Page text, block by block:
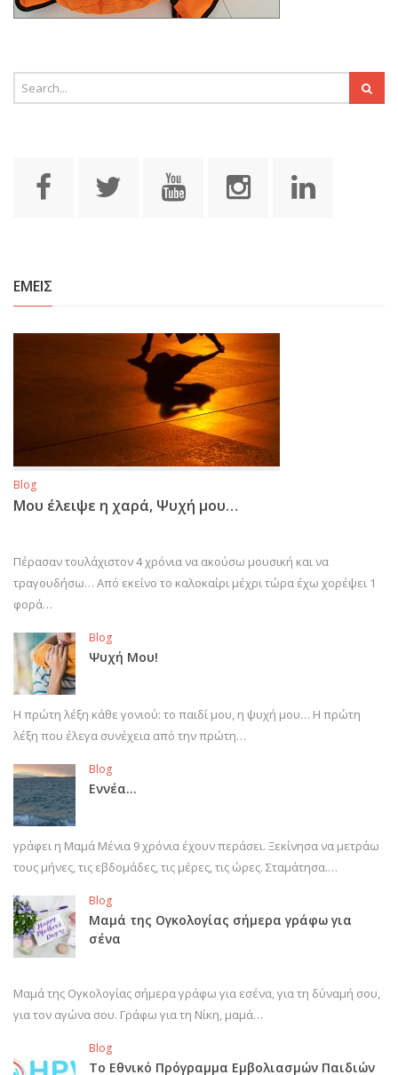
ΕΜΕΙΣ
Blog
Μου έλειψε η χαρά, Ψυχή μου…
Πέρασαν τουλάχιστον 4 χρόνια να ακούσω μουσική και να
τραγουδήσω… Από εκείνο το καλοκαίρι μέχρι τώρα έχω χορέψει 1
φορά…
Blog
Ψυχή Μου!
Η πρώτη λέξη κάθε γονιού: το παιδί μου, η ψυχή μου… Η πρώτη
λέξη που έλεγα συνέχεια από την πρώτη…
Blog
Εννέα…
γράφει η Μαμά Μένια 9 χρόνια έχουν περάσει. Ξεκίνησα να μετράω
τους μήνες, τις εβδομάδες, τις μέρες, τις ώρες. Σταμάτησα.…
Blog
Μαμά της Ογκολογίας σήμερα γράφω για
σένα
Μαμά της Ογκολογίας σήμερα γράφω για εσένα, για τη δύναμή σου,
για τον αγώνα σου. Γράφω για τη Νίκη, μαμά…
Blog
Το Εθνικό Πρόγραμμα Εμβολιασμών Παιδιών